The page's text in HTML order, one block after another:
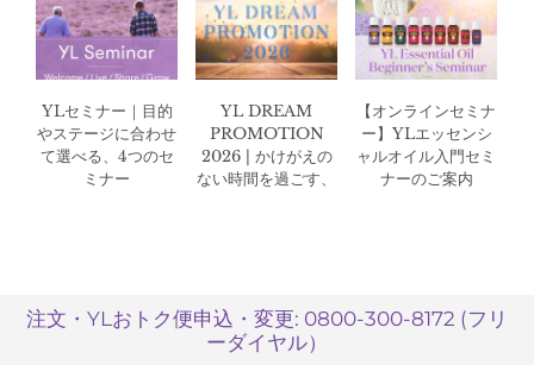
YLセミナー｜目的
やステージに合わせ
て選べる、4つのセ
ミナー
YL DREAM
PROMOTION
2026 | かけがえの
ない時間を過ごす、
【オンラインセミナ
ー】YLエッセンシ
ャルオイル入門セミ
ナーのご案内
注文・YLおトク便申込・変更: 0800-300-8172 (フリ
ーダイヤル）